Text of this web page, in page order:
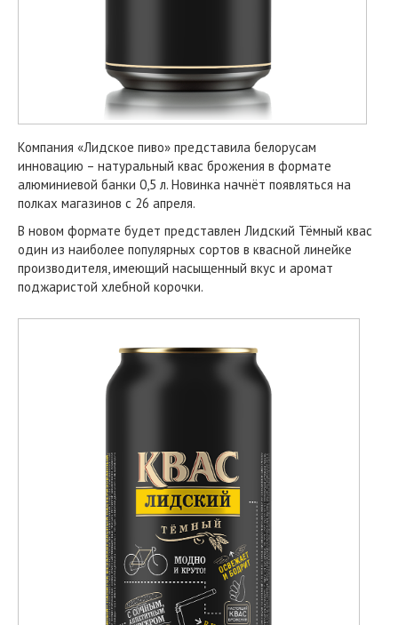
Компания «Лидское пиво» представила белорусам
инновацию – натуральный квас брожения в формате
алюминиевой банки 0,5 л. Новинка начнёт появляться на
полках магазинов с 26 апреля.
В новом формате будет представлен Лидский Тёмный квас
один из наиболее популярных сортов в квасной линейке
производителя, имеющий насыщенный вкус и аромат
поджаристой хлебной корочки.